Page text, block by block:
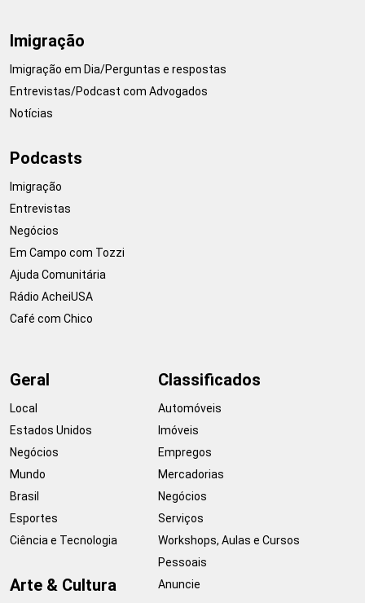
Imigração
Imigração em Dia/Perguntas e respostas
Entrevistas/Podcast com Advogados
Notícias
Podcasts
Imigração
Entrevistas
Negócios
Em Campo com Tozzi
Ajuda Comunitária
Rádio AcheiUSA
Café com Chico
Geral
Local
Estados Unidos
Negócios
Mundo
Brasil
Esportes
Ciência e Tecnologia
Arte & Cultura
Classificados
Automóveis
Imóveis
Empregos
Mercadorias
Negócios
Serviços
Workshops, Aulas e Cursos
Pessoais
Anuncie